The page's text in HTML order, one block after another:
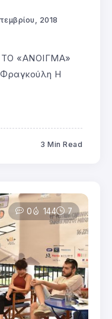
2018
«ΑΝΟΙΓΜΑ»
Η
3 Min Read
0 144 7